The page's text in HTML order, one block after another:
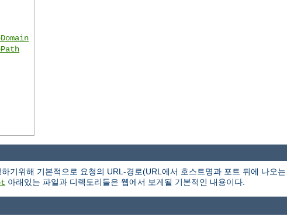
기위해 기본적으로 요청의 URL-경로(URL에서 호스트명과 포트 뒤에 나오
아래있는 파일과 디렉토리들은 웹에서 보게될 기본적인 내용이다.